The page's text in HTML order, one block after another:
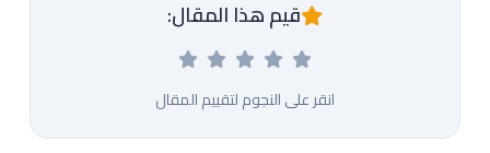
قيم هذا المقال:
انقر على النجوم لتقييم المقال